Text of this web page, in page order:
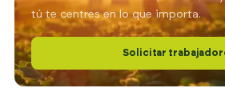
tú te centres en lo que importa.
Solicitar